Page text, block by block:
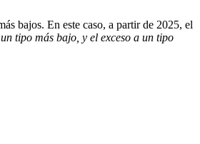
bajos. En este caso, a partir de 2025, el
tipo más bajo, y el exceso a un tipo